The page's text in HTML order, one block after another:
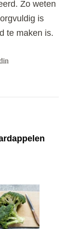
Zo weten
is
te maken is.